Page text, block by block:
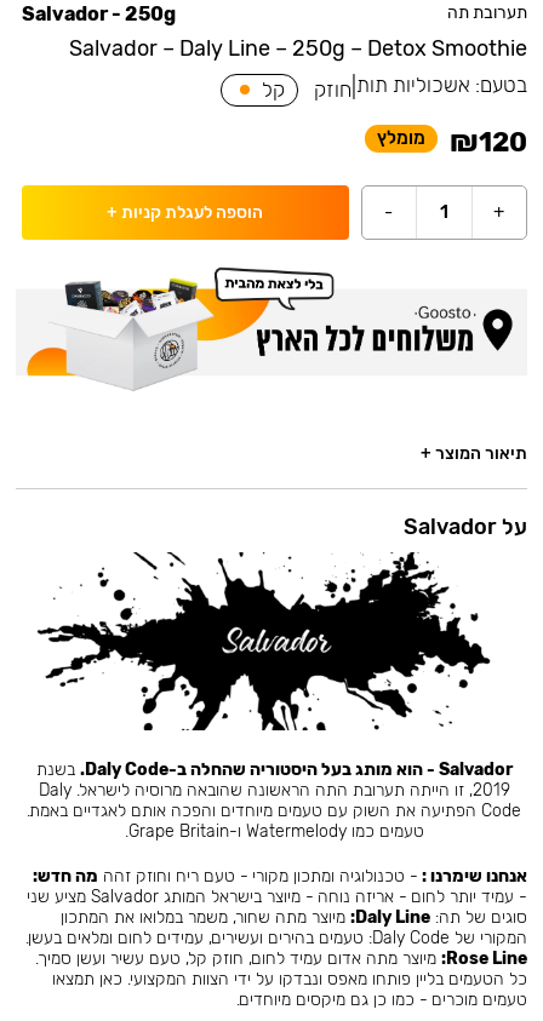
תערובת תה
Salvador – Daly Line – 250g – Detox Smoothie
Salvador - 250g
בטעם: אשכוליות תות חוזק קל
₪120 מומלץ
+
1
- הוספה לעגלת קניות +
תיאור המוצר +
על Salvador
Salvador - הוא מותג בעל היסטוריה שהחלה ב-Daly Code.
בשנת
2019, זו הייתה תערובת התה הראשונה שהובאה מרוסיה לישראל. Daly
Code הפתיעה את השוק עם טעמים מיוחדים והפכה אותם לאגדיים באמת.
טעמים כמו Watermelody ו-Grape Britain.
אנחנו שימרנו : - טכנולוגיה ומתכון מקורי - טעם ריח וחוזק זהה מה חדש:
- עמיד יותר לחום - אריזה נוחה - מיוצר בישראל המותג Salvador מציע שני
סוגים של תה:Daly Line: מיוצר מתה שחור, משמר במלואו את המתכון
המקורי של Daly Code: טעמים בהירים ועשירים, עמידים לחום ומלאים בעשן.
Rose Line: מיוצר מתה אדום עמיד לחום, חוזק קל, טעם עשיר ועשן סמיך.
כל הטעמים בליין פותחו מאפס ונבדקו על ידי הצוות המקצועי. כאן תמצאו
טעמים מוכרים - כמו כן גם מיקסים מיוחדים.